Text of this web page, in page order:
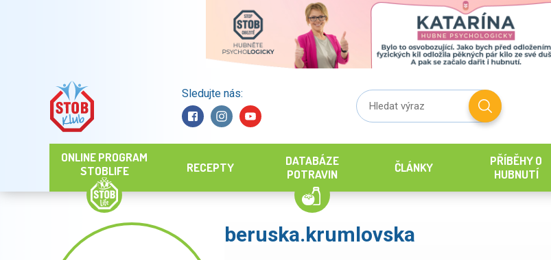
Sledujte nás:
ONLINE PROGRAM
STOBLIFE
RECEPTY
DATABÁZE
POTRAVIN
ČLÁNKY
PŘÍBĚHY O
HUBNUTÍ
beruska.krumlovska